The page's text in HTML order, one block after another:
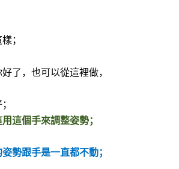
；
了，也可以從這裡做，
這個手來調整姿勢；
勢跟手是一直都不動；